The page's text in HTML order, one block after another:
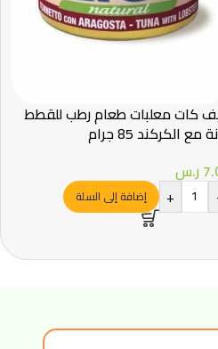
كات معلبات طعام رطب للقطط
مع الكركند 85 جرام
ر.س
+ إضافة إلى السلة